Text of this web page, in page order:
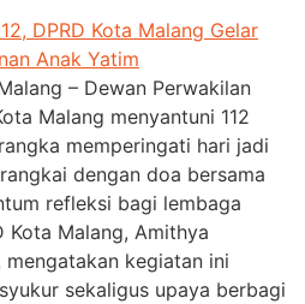
– Dewan Perwakilan
Malang menyantuni 112
memperingati hari jadi
dengan doa bersama
refleksi bagi lembaga
Kota Malang, Amithya
mengatakan kegiatan ini
sekaligus upaya berbagi